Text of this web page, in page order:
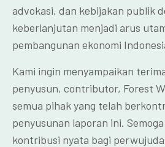
advokasi, dan kebijakan publik
keberlanjutan menjadi arus
pembangunan ekonomi
Kami ingin menyampaikan
penyusun, contributor, Forest
semua pihak yang telah
penyusunan laporan ini.
kontribusi nyata bagi